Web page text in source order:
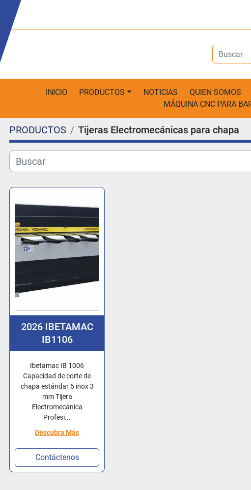
INICIO PRODUCTOS NOTICIAS QUIEN SOMOS
MÁQUINA CNC PARA
PRODUCTOS Tijeras Electromecánicas para chapa
2026 IBETAMAC
IB1106
Ibetamac IB 1006
Capacidad de corte de
chapa estándar 6 inox 3
mm Tijera
Electromecánica
Profesi...
Descubra Más
Contáctenos